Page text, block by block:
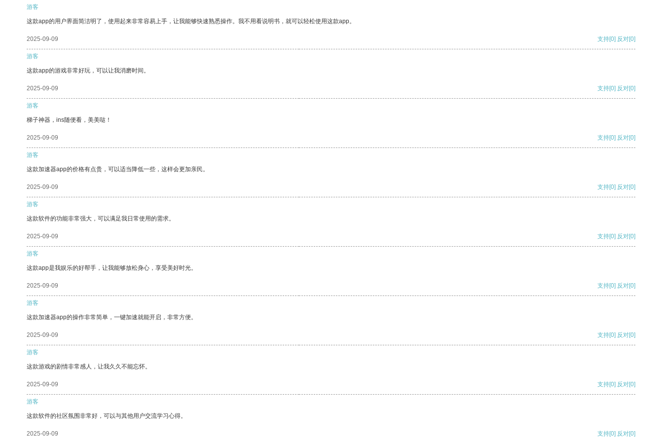
游客
这款app的用户界面简洁明了，使用起来非常容易上手，让我能够快速熟悉操作。我不用看说明书，就可以轻松使用这款app。
2025-09-09 支持[0] 反对[0]
游客
这款app的游戏非常好玩，可以让我消磨时间。
2025-09-09 支持[0] 反对[0]
游客
梯子神器，ins随便看，美美哒！
2025-09-09 支持[0] 反对[0]
游客
这款加速器app的价格有点贵，可以适当降低一些，这样会更加亲民。
2025-09-09 支持[0] 反对[0]
游客
这款软件的功能非常强大，可以满足我日常使用的需求。
2025-09-09 支持[0] 反对[0]
游客
这款app是我娱乐的好帮手，让我能够放松身心，享受美好时光。
2025-09-09 支持[0] 反对[0]
游客
这款加速器app的操作非常简单，一键加速就能开启，非常方便。
2025-09-09 支持[0] 反对[0]
游客
这款游戏的剧情非常感人，让我久久不能忘怀。
2025-09-09 支持[0] 反对[0]
游客
这款软件的社区氛围非常好，可以与其他用户交流学习心得。
2025-09-09 支持[0] 反对[0]